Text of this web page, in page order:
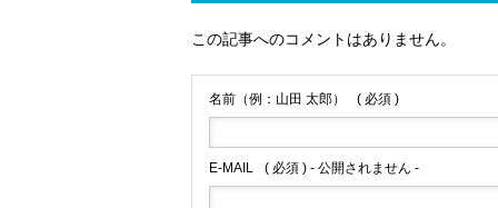
この記事へのコメントはありません。
名前（例：山田 太郎） ( 必須 )
E-MAIL ( 必須 ) - 公開されません -